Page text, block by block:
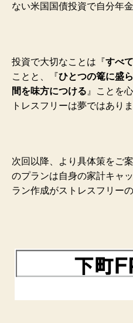
ない米国国債投資で自分年
投資で大切なことは『すべ
ことと、『ひとつの篭に盛
間を味方につける 』ことを
トレスフリーは夢ではありま
次回以降、より具体策をご
のプランは自身の家計キャ
ラン作成がストレスフリー